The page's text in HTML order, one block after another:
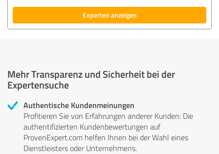
Experten anzeigen
Mehr Transparenz und Sicherheit bei der
Expertensuche
Authentische Kundenmeinungen
Profitieren Sie von Erfahrungen anderer Kunden: Die
authentifizierten Kundenbewertungen auf
ProvenExpert.com helfen Ihnen bei der Wahl eines
Dienstleisters oder Unternehmens.